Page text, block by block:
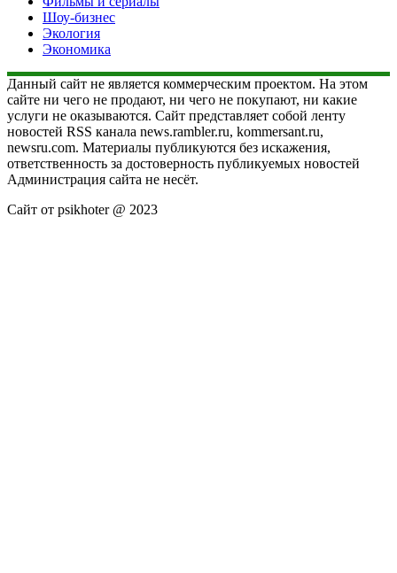
Шоу-бизнес
Экология
Экономика
Данный сайт не является коммерческим проектом. На этом
сайте ни чего не продают, ни чего не покупают, ни какие
услуги не оказываются. Сайт представляет собой ленту
новостей RSS канала news.rambler.ru, kommersant.ru,
newsru.com. Материалы публикуются без искажения,
ответственность за достоверность публикуемых новостей
Администрация сайта не несёт.
Сайт от psikhoter @ 2023